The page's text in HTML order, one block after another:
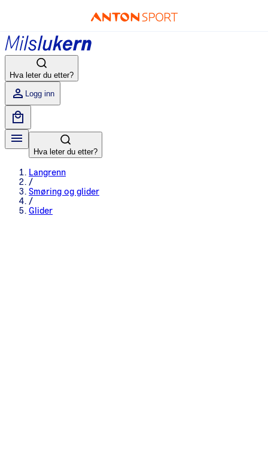
Hva leter du etter?
Logg inn
Hva leter du etter?
Langrenn
/
Smøring og glider
/
Glider